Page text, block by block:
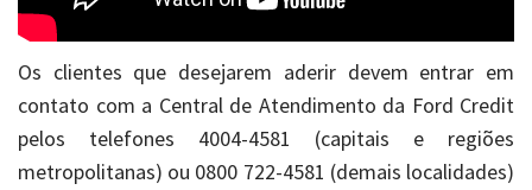
Os clientes que desejarem aderir devem entrar em
contato com a Central de Atendimento da Ford Credit
pelos telefones 4004-4581 (capitais e regiões
metropolitanas) ou 0800 722-4581 (demais localidades)